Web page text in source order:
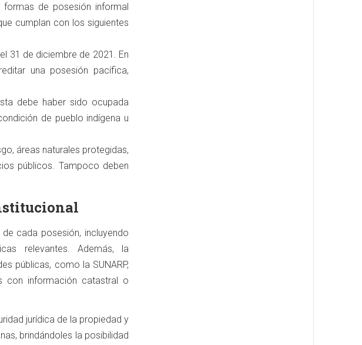
de posesión informal
cumplan con los siguientes
31 de diciembre de 2021. En
una posesión pacífica,
debe haber sido ocupada
de pueblo indígena u
áreas naturales protegidas,
públicos. Tampoco deben
cada posesión, incluyendo
relevantes. Además, la
públicas, como la SUNARP,
con información catastral o
jurídica de la propiedad y
brindándoles la posibilidad